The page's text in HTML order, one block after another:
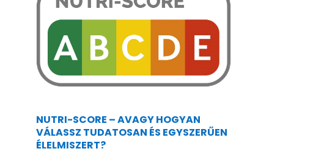
NUTRI-SCORE – AVAGY HOGYAN
VÁLASSZ TUDATOSAN ÉS EGYSZERŰEN
ÉLELMISZERT?